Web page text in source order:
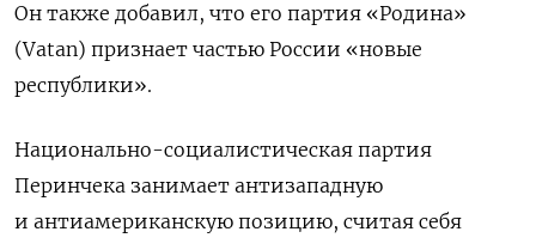
Он также добавил, что его партия «Родина»
(Vatan) признает частью России «новые
республики».
Национально-социалистическая партия
Перинчека занимает антизападную
и антиамериканскую позицию, считая себя